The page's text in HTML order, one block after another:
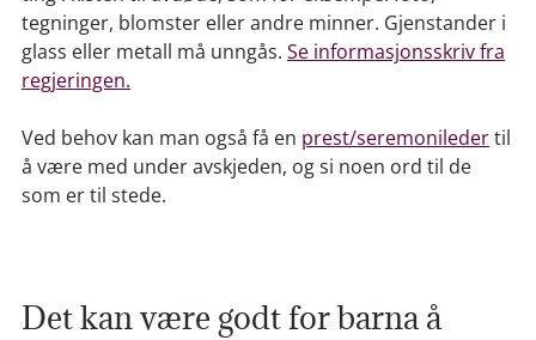
tegninger, blomster eller andre minner. Gjenstander i
glass eller metall må unngås. Se informasjonsskriv fra
regjeringen.
Ved behov kan man også få en prest/seremoniledertil
å være med under avskjeden, og si noen ord til de
som er til stede.
Det kan være godt for barna å